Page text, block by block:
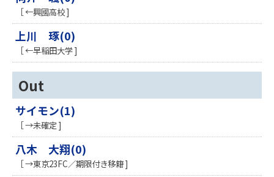
［ ←興國高校 ]
上川 琢(0)
［ ←早稲田大学 ]
Out
サイモン(1)
［ →未確定 ]
八木 大翔(0)
［ →東京23FC／期限付き移籍 ]